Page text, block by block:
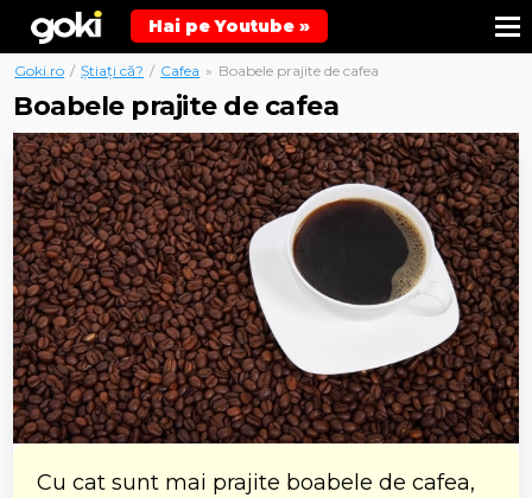
Hai pe Youtube »
Goki.ro / Știați că? / Cafea » Boabele prajite de cafea
Boabele prajite de cafea
Cu cat sunt mai prajite boabele de cafea,